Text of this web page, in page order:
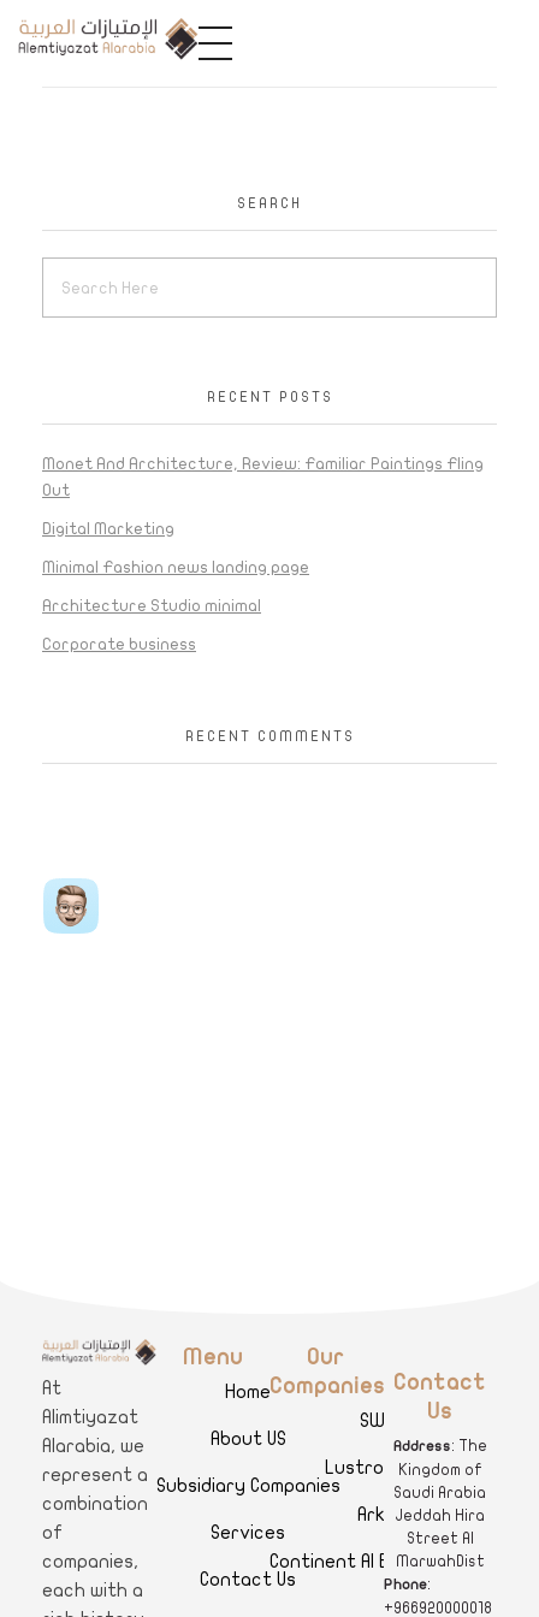
SEARCH
RECENT POSTS
Monet And Architecture, Review: Familiar Paintings Fling
Out
Digital Marketing
Minimal Fashion news landing page
Architecture Studio minimal
Corporate business
RECENT COMMENTS
A
limtiyazat Alarabia
At
Alimtiyazat
Alarabia, we
represent a
combination
of
companies,
each with a
Menu
Home
About US
Subsidiary Companies
Services
Contact Us
Our
Companies
SWAR
Lustro Clinics
Arkan
Continent Al Ertiqaa Hotel
Contact
Us
Address: The
Kingdom of
Saudi Arabia
Jeddah Hira
Street Al
MarwahDist
Phone:
+966920000018